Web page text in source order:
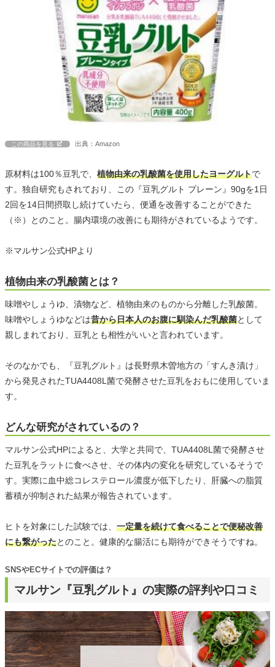
この商品を見る 出典：Amazon
原材料は100％豆乳で、 植物由来の乳酸菌を使用したヨーグルトで
す。独自研究もされており、この『豆乳グルト プレーン』90gを1日
2回を14日間摂取し続けていたら、便通を改善することができた
（※）とのこと。腸内環境の改善にも期待がされているようです。
※マルサン公式HPより
植物由来の乳酸菌とは？
味噌やしょうゆ、漬物など、植物由来のものから分離した乳酸菌。
味噌やしょうゆなどは昔から日本人のお腹に馴染んだ乳酸菌として
親しまれており、豆乳とも相性がいいと言われています。
そのなかでも、『豆乳グルト』は長野県木曽地方の「すんき漬け」
から発見されたTUA4408L菌で発酵させた豆乳をおもに使用していま
す。
どんな研究がされているの？
マルサン公式HPによると、大学と共同で、TUA4408L菌で発酵させ
た豆乳をラットに食べさせ、その体内の変化を研究しているそうで
す。実際に血中総コレステロール濃度が低下したり、肝臓への脂質
蓄積が抑制された結果が報告されています。
ヒトを対象にした試験では、 一定量を続けて食べることで便秘改善
にも繋がったとのこと。健康的な腸活にも期待ができそうですね。
マルサン『豆乳グルト』の実際の評判や口コミ
SNSやECサイトでの評価は？